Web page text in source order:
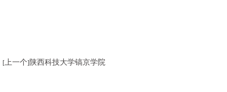
[ 上一个] 陕西科技大学镐京学院